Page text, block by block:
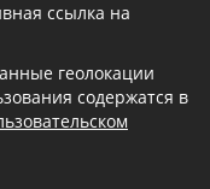
ссылка на
геолокации
содержатся в